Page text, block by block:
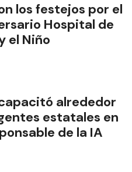
los festejos por el
Hospital de
el Niño
alrededor
estatales en
de la IA